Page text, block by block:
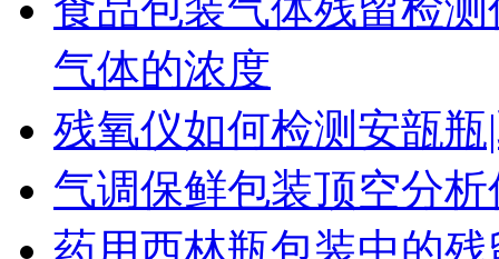
食品包装气体残留检
气体的浓度
残氧仪如何检测安瓿
气调保鲜包装顶空分